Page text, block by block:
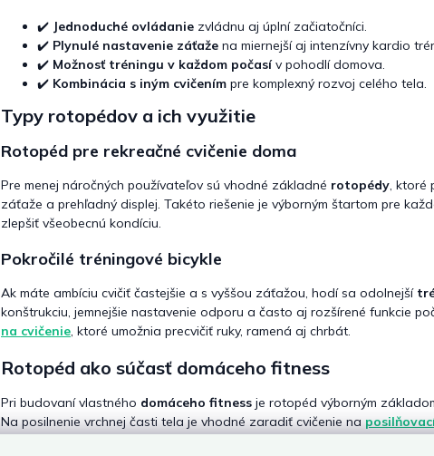
v
ý
p
✔️ Jednoduché ovládanie zvládnu aj úplní začiatočníci.
✔️ Plynulé nastavenie záťaže na miernejší aj intenzívny kardio
✔️ Možnosť tréningu v každom počasív pohodlí domova.
✔️ Kombinácia s iným cvičením pre komplexný rozvoj celého tela.
Typy rotopédov a ich využitie
Rotopéd pre rekreačné cvičenie doma
Pre menej náročných používateľov sú vhodné základné rotopédy, ktoré
záťaže a prehľadný displej. Takéto riešenie je výborným štartom pre
zlepšiť všeobecnú kondíciu.
Pokročilé tréningové bicykle
Ak máte ambíciu cvičiť častejšie a s vyššou záťažou, hodí sa odolnejší
konštrukciu, jemnejšie nastavenie odporu a často aj rozšírené funkcie
na cvičenie, ktoré umožnia precvičiť ruky, ramená aj chrbát.
Rotopéd ako súčasť domáceho fitness
Pri budovaní vlastného domáceho fitness je rotopéd výborným
Na posilnenie vrchnej časti tela je vhodné zaradiť cvičenie na
univerzálna